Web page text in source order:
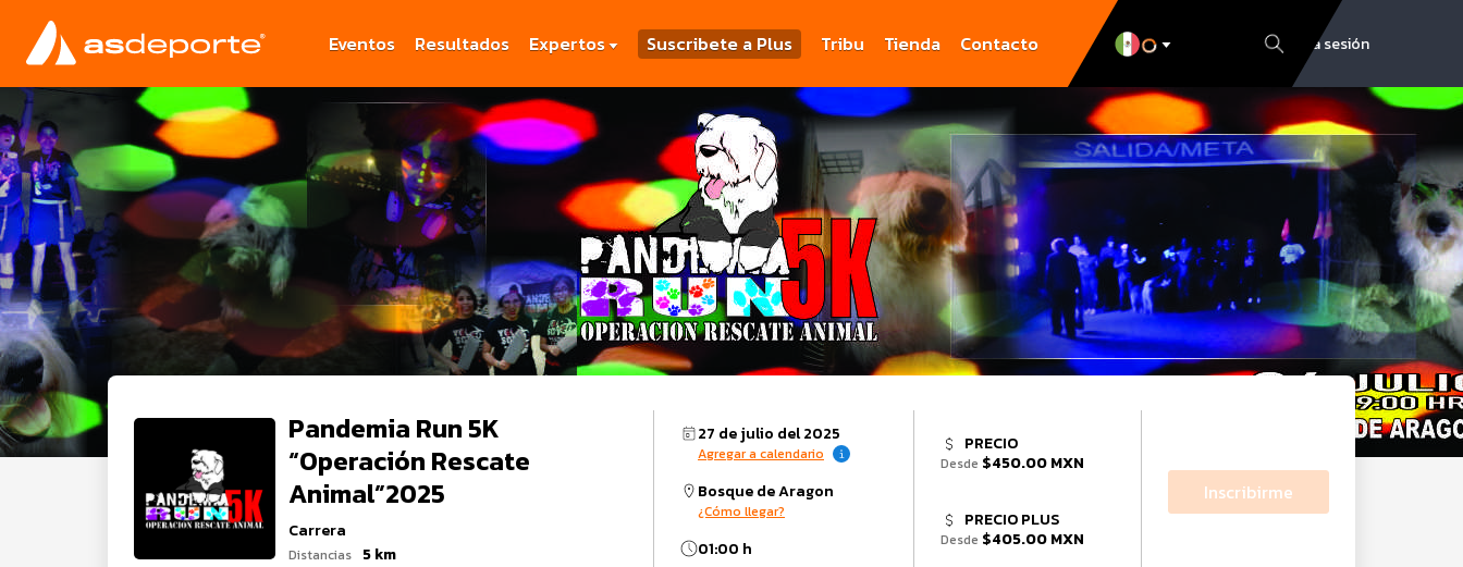
Eventos Resultados Expertos Suscribete a Plus Tribu Tienda Contacto Inicia sesión
Pandemia Run 5K
“Operación Rescate
Animal”2025
Carrera
Distancias 5 km
27 de julio del 2025
Agregar a calendario
Bosque de Aragon
¿Cómo llegar?
01:00 h
PRECIO
Desde $450.00 MXN
PRECIO PLUS
Desde $405.00 MXN
Inscribirme